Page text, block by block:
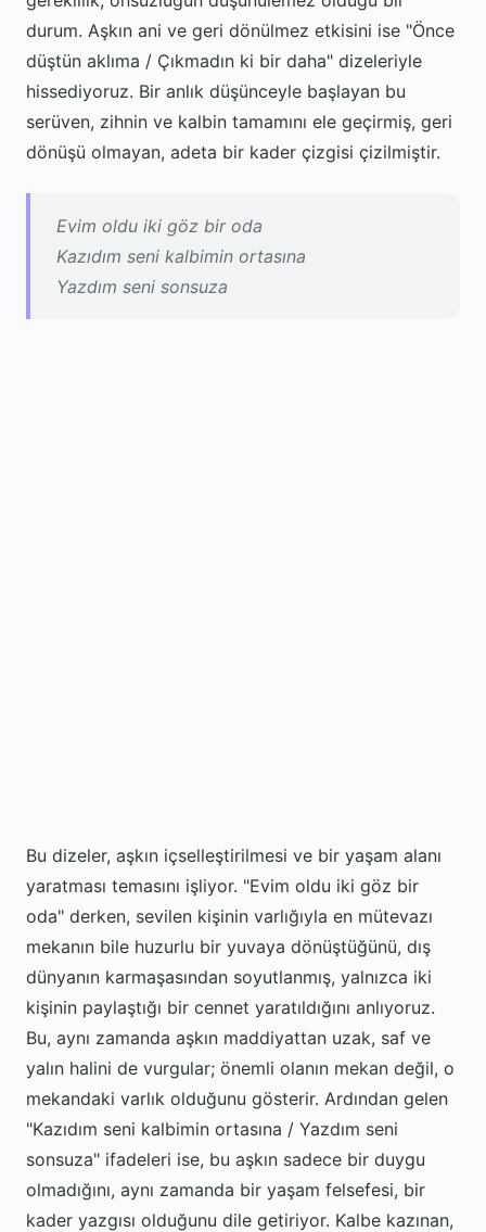
durum. Aşkın ani ve geri dönülmez etkisini ise "Önce
düştün aklıma / Çıkmadın ki bir daha" dizeleriyle
hissediyoruz. Bir anlık düşünceyle başlayan bu
serüven, zihnin ve kalbin tamamını ele geçirmiş, geri
dönüşü olmayan, adeta bir kader çizgisi çizilmiştir.
Evim oldu iki göz bir oda
Kazıdım seni kalbimin ortasına
Yazdım seni sonsuza
Bu dizeler, aşkın içselleştirilmesi ve bir yaşam alanı
yaratması temasını işliyor. "Evim oldu iki göz bir
oda" derken, sevilen kişinin varlığıyla en mütevazı
mekanın bile huzurlu bir yuvaya dönüştüğünü, dış
dünyanın karmaşasından soyutlanmış, yalnızca iki
kişinin paylaştığı bir cennet yaratıldığını anlıyoruz.
Bu, aynı zamanda aşkın maddiyattan uzak, saf ve
yalın halini de vurgular; önemli olanın mekan değil, o
mekandaki varlık olduğunu gösterir. Ardından gelen
"Kazıdım seni kalbimin ortasına / Yazdım seni
sonsuza" ifadeleri ise, bu aşkın sadece bir duygu
olmadığını, aynı zamanda bir yaşam felsefesi, bir
kader yazgısı olduğunu dile getiriyor. Kalbe kazınan,